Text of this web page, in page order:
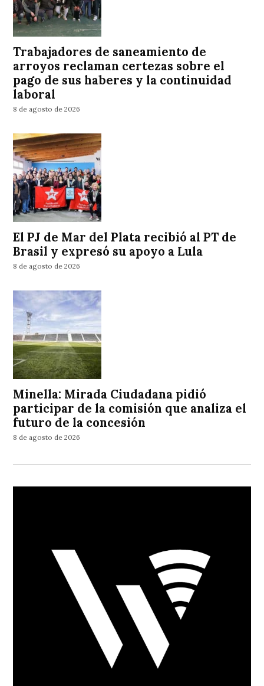
Trabajadores de saneamiento de
arroyos reclaman certezas sobre el
pago de sus haberes y la continuidad
laboral
8 de agosto de 2026
El PJ de Mar del Plata recibió al PT de
Brasil y expresó su apoyo a Lula
8 de agosto de 2026
Minella: Mirada Ciudadana pidió
participar de la comisión que analiza el
futuro de la concesión
8 de agosto de 2026